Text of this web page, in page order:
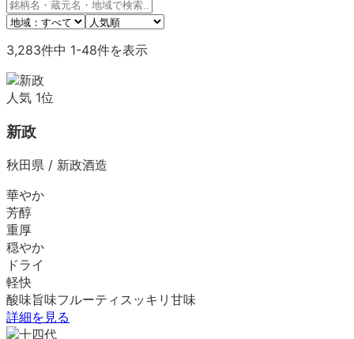
3,283件中 1-48件を表示
人気 1位
新政
秋田県 / 新政酒造
華やか
芳醇
重厚
穏やか
ドライ
軽快
酸味旨味フルーティ スッキリ 甘味
詳細を見る